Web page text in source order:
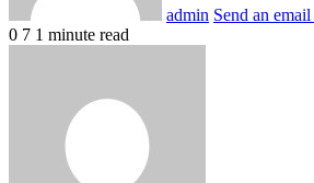
admin Send an email
0 7 1 minute read